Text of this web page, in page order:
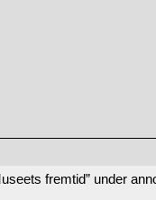
fremtid” under